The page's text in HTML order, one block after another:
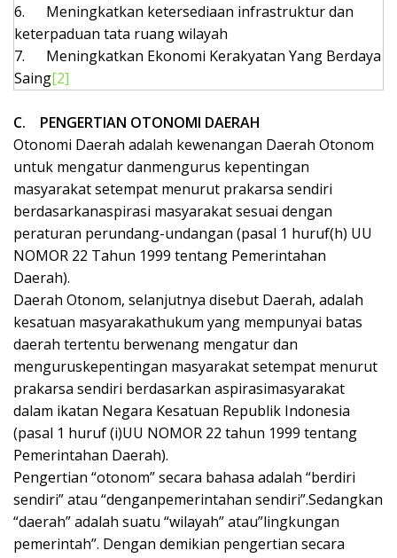
6.
Meningkatkan ketersediaan infrastruktur dan
keterpaduan tata ruang wilayah
7.
Meningkatkan Ekonomi Kerakyatan Yang Berdaya
Saing[2]
C.
PENGERTIAN OTONOMI DAERAH
Otonomi Daerah adalah kewenangan Daerah Otonom
untuk mengatur danmengurus kepentingan
masyarakat setempat menurut prakarsa sendiri
berdasarkanaspirasi masyarakat sesuai dengan
peraturan perundang-undangan (pasal 1 huruf(h) UU
NOMOR 22 Tahun 1999 tentang Pemerintahan
Daerah).
Daerah Otonom, selanjutnya disebut Daerah, adalah
kesatuan masyarakathukum yang mempunyai batas
daerah tertentu berwenang mengatur dan
menguruskepentingan masyarakat setempat menurut
prakarsa sendiri berdasarkan aspirasimasyarakat
dalam ikatan Negara Kesatuan Republik Indonesia
(pasal 1 huruf (i)UU NOMOR 22 tahun 1999 tentang
Pemerintahan Daerah).
Pengertian “otonom” secara bahasa adalah “berdiri
sendiri” atau “denganpemerintahan sendiri”.Sedangkan
“daerah” adalah suatu “wilayah” atau”lingkungan
pemerintah”. Dengan demikian pengertian secara